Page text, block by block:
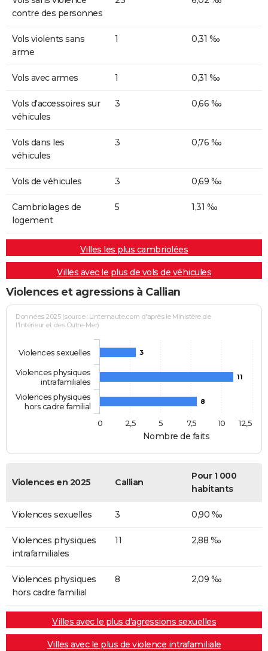
contre des personnes
Vols violents sans
arme
1 0,31 ‰
Vols avec armes 1 0,31 ‰
Vols d'accessoires sur
véhicules
3 0,66 ‰
Vols dans les
véhicules
3 0,76 ‰
Vols de véhicules 3 0,69 ‰
Cambriolages de
logement
5 1,31 ‰
Villes les plus cambriolées
Villes avec le plus de vols de véhicules
Violences et agressions à Callian
Nombre de faits
Données 2025 (source : Linternaute.com d'après le Ministère de
l'Intérieur et des Outre-Mer)
3
11
8
Violences sexuelles
Violences physiques
intrafamiliales
Violences physiques
hors cadre familial
0
10
2,5 5 7,5 12,5
Violences en 2025 Callian
Pour 1 000
habitants
Violences sexuelles 3 0,90 ‰
Violences physiques
intrafamiliales
11 2,88 ‰
Violences physiques
hors cadre familial
8 2,09 ‰
Villes avec le plus d'agressions sexuelles
Villes avec le plus de violence intrafamiliale